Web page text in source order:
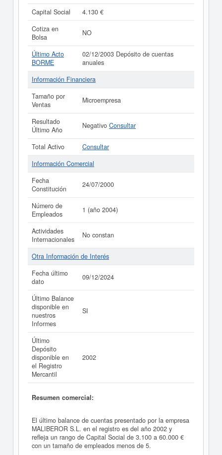
Capital Social
4.130 €
Cotiza en
Bolsa
NO
Último Acto
BORME
02/12/2003 Depósito de cuentas
anuales
Información Financiera
Tamaño por
Ventas
Microempresa
Resultado
Último Año
Negativo Consultar
Total Activo
Consultar
Información Comercial
Fecha
Constitución
24/07/2000
Número de
Empleados
1 (año 2004)
Actividades
Internacionales
No constan
Otra Información de Interés
Fecha último
dato
09/12/2024
Último Balance
disponible en
nuestros
Informes
SI
Último
Depósito
disponible en
el Registro
Mercantil
2002
Resumen comercial:
El último balance de cuentas presentado por la empresa
MALIBEROR S.L. en el registro es del año 2002 y
refleja un rango de Capital Social de 3.100 a 60.000 €
con un tamaño de empleados menos de 5.